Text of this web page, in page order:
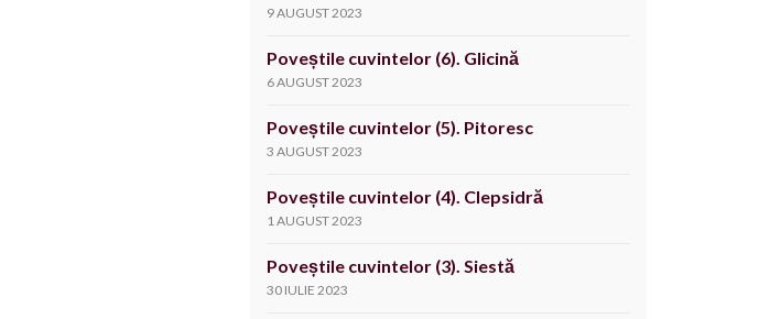
9 AUGUST 2023
Poveștile cuvintelor (6). Glicină
6 AUGUST 2023
Poveștile cuvintelor (5). Pitoresc
3 AUGUST 2023
Poveștile cuvintelor (4). Clepsidră
1 AUGUST 2023
Poveștile cuvintelor (3). Siestă
30 IULIE 2023